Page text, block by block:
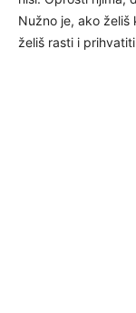
Nužno je, ako želiš
želiš rasti i